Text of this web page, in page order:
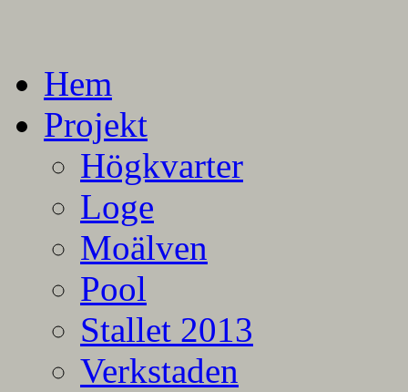
Hem
Projekt
Högkvarter
Loge
Moälven
Pool
Stallet 2013
Verkstaden